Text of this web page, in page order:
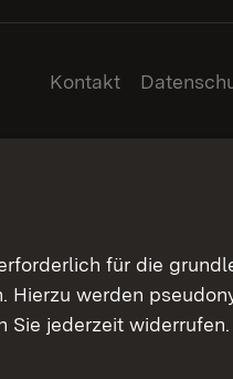
Kontakt
für die
werden
jederzeit